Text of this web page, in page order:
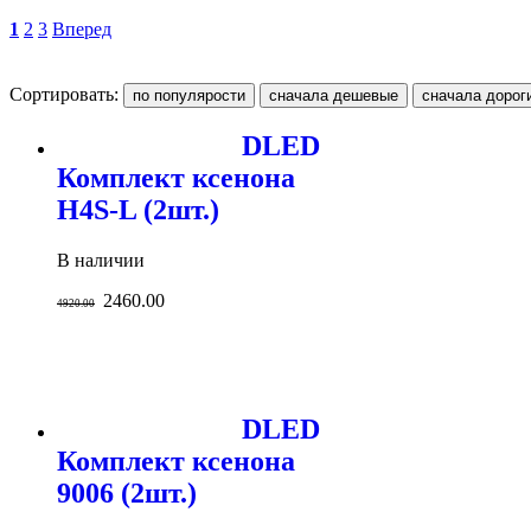
1 2 3 Вперед
Сортировать:
DLED
Комплект ксенона
H4S-L (2шт.)
В наличии
4920.00 2460.00
DLED
Комплект ксенона
9006 (2шт.)